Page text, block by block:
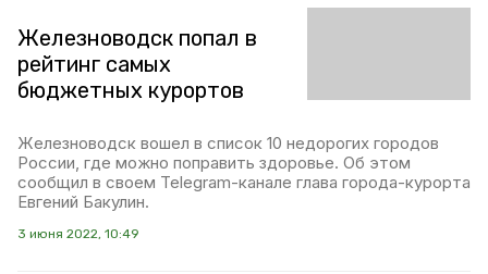
Железноводск попал в
рейтинг самых
бюджетных курортов
Железноводск вошел в список 10 недорогих городов
России, где можно поправить здоровье. Об этом
сообщил в своем Telegram-канале глава города-курорта
Евгений Бакулин.
3 июня 2022, 10:49